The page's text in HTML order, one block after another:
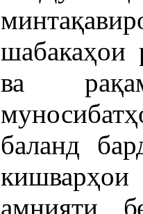
шабакаҳои
ва
баланд
амнияти